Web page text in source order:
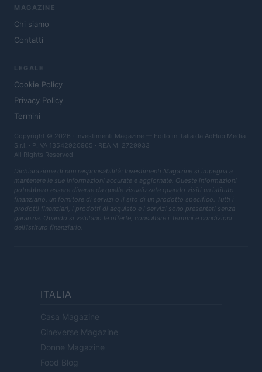
MAGAZINE
Chi siamo
Contatti
LEGALE
Cookie Policy
Privacy Policy
Termini
Copyright © 2026 · Investimenti Magazine — Edito in Italia da AdHub Media
S.r.l. · P.IVA 13542920965 · REA MI 2729933
All Rights Reserved
Dichiarazione di non responsabilità: Investimenti Magazine si impegna a
mantenere le sue informazioni accurate e aggiornate. Queste informazioni
potrebbero essere diverse da quelle visualizzate quando visiti un istituto
finanziario, un fornitore di servizi o il sito di un prodotto specifico. Tutti i
prodotti finanziari, i prodotti di acquisto e i servizi sono presentati senza
garanzia. Quando si valutano le offerte, consultare i Termini e condizioni
dell'istituto finanziario.
ITALIA
Casa Magazine
Cineverse Magazine
Donne Magazine
Food Blog